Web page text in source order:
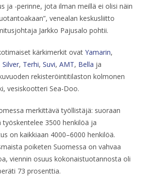
ja -perinne, jota ilman meillä ei olisi näin
venealan keskusliitto
Jarkko Pajusalo pohtii.
kärkimerkit ovat Yamarin,
Silver, Terhi, Suvi, AMT, Bella ja
rekisteröintitilaston kolmonen
vesiskootteri Sea-Doo.
merkittävä työllistäjä: suoraan
työskentelee 3500 henkilöä ja
on kaikkiaan 4000–6000 henkilöä.
poiketen Suomessa on vahvaa
viennin osuus kokonaistuotannosta oli
73 prosenttia.